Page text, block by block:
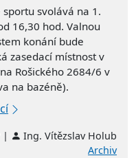
sportu svolává na 1.
16,30 hod. Valnou
konání bude
zasedací místnost v
Rošického 2684/6 v
na bazéně).
|
Ing. Vítězslav Holub
Archiv